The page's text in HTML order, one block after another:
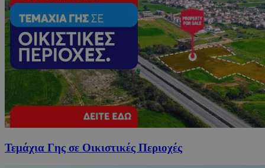
Τεμάχια Γης σε Οικιστικές Περιοχές